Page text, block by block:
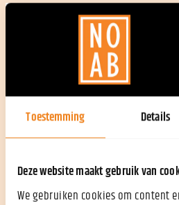
Toestemming Details
Deze website maakt gebruik van
We gebruiken cookies om content
betalingsverplichtingen en
treffen. Als het water je aan de
noodgedwongen gestopt bent met
schuldeisers, dan kunnen zij bij de
geen bestaansrecht meer heeft, is
nieuwe schulden aan te gaan en
stoppen. Op het Ondernemersplein
bedrijf te beëindigen.